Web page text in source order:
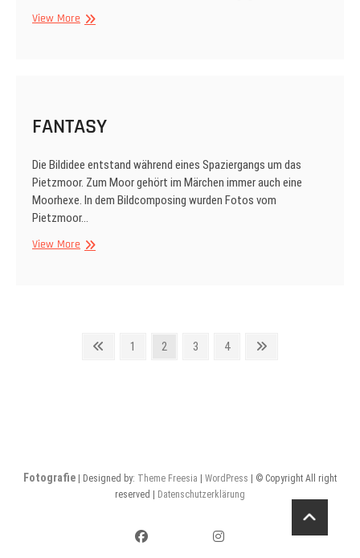
View MoreEIN
FANTASY
Die Bildidee entstand während eines Spaziergangs um das
Pietzmoor. Zum Moor gehört im Märchen immer auch eine
Moorhexe. In dem Bildcomposing wurden Fotos vom
Pietzmoor…
View MoreFANTASY
Beitragsnavigation
PreviousPage
1 Page
2 Page
3 Page
4
Fotografie| Designed by: Theme Freesia | WordPress | © Copyright All right
reserved | Datenschutzerklärung
facebookinstagram